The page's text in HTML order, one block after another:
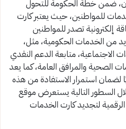
ضمن خطة الحكومة للتحول
للمواطنين، حيث يعتبر كارت
إلكترونية تصدر للمواطنين
من الخدمات الحكومية، مثل،
متابعة الدعم النقدي
الصحية والمرافق العامة، كما يعد
لضمان استمرار الاستفادة من هذه
السطور التالية يستعرض موقع
لتجديد كارت الخدمات